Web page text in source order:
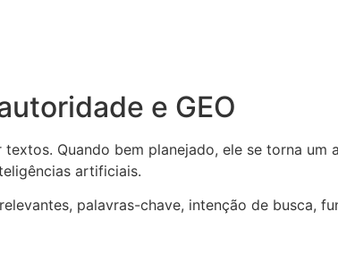
e GEO
Quando bem planejado, ele se torna
artificiais.
palavras-chave, intenção de busca,